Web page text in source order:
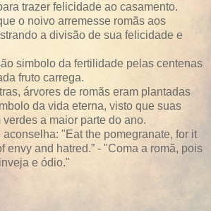
trazer felicidade ao casamento.
o noivo arremesse romãs aos
a divisão de sua felicidade e
simbolo da fertilidade pelas centenas
fruto carrega.
árvores de romãs eram plantadas
da vida eterna, visto que suas
a maior parte do ano.
aconselha: "Eat the pomegranate, for it
envy and hatred.” - "Coma a romã, pois
e ódio."